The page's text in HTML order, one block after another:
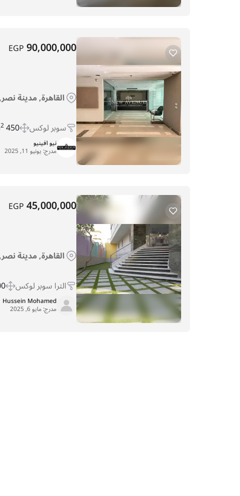
90,000,000
EGP
القاهرة, مدينة
سوبر لوكس 450 m
2
نيو افينيو
مدرج: يونيو 11, 2025
45,000,000
EGP
القاهرة, مدينة
الترا سوبر لوكس
Hussein Mohamed
مدرج:مايو 6, 2025